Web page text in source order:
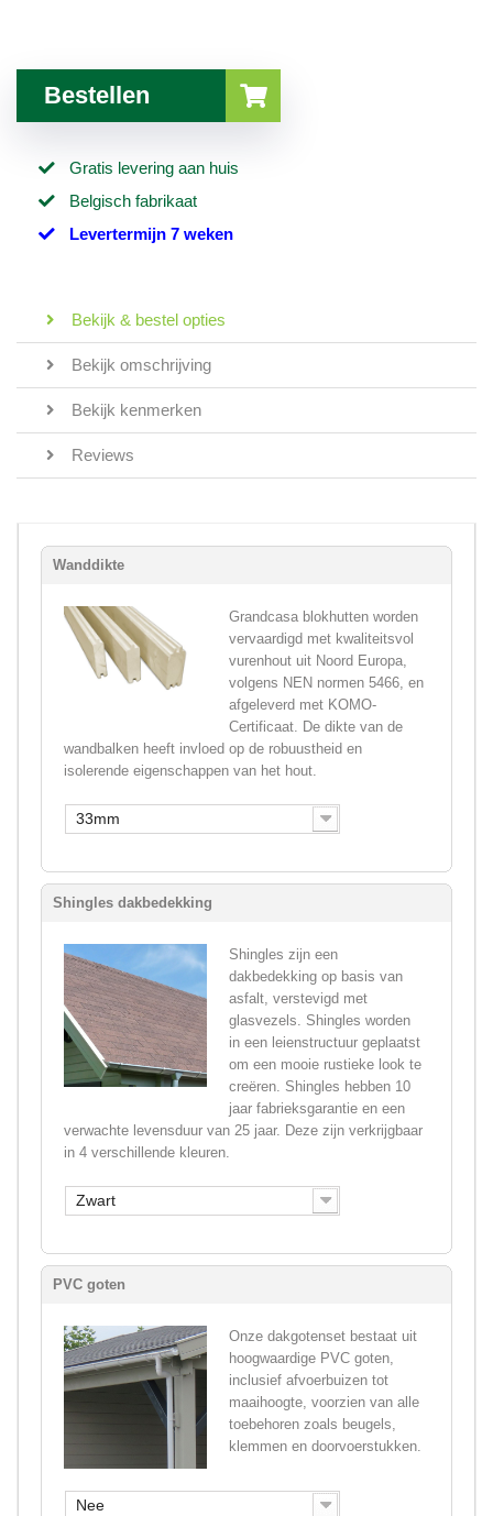
Bestellen
Gratis levering aan huis
Belgisch fabrikaat
Levertermijn 7 weken
Bekijk & bestel opties
Bekijk omschrijving
Bekijk kenmerken
Reviews
Wanddikte
Grandcasa blokhutten worden
vervaardigd met kwaliteitsvol
vurenhout uit Noord Europa,
volgens NEN normen 5466, en
afgeleverd met KOMO-
Certificaat. De dikte van de
wandbalken heeft invloed op de robuustheid en
isolerende eigenschappen van het hout.
33mm
Shingles dakbedekking
Shingles zijn een
dakbedekking op basis van
asfalt, verstevigd met
glasvezels. Shingles worden
in een leienstructuur geplaatst
om een mooie rustieke look te
creëren. Shingles hebben 10
jaar fabrieksgarantie en een
verwachte levensduur van 25 jaar. Deze zijn verkrijgbaar
in 4 verschillende kleuren.
Zwart
PVC goten
Onze dakgotenset bestaat uit
hoogwaardige PVC goten,
inclusief afvoerbuizen tot
maaihoogte, voorzien van alle
toebehoren zoals beugels,
klemmen en doorvoerstukken.
Nee